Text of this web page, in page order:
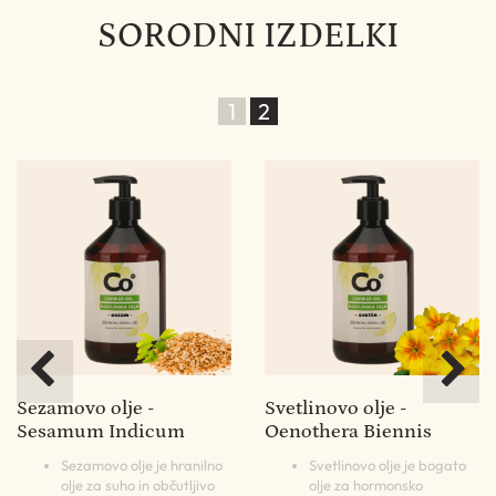
SORODNI IZDELKI
1 2
Sezamovo olje -
Sesamum Indicum
Sezamovo olje je hranilno
olje za suho in občutljivo
Svetlinovo olje -
Oenothera Biennis
Svetlinovo olje je bogato
olje za hormonsko